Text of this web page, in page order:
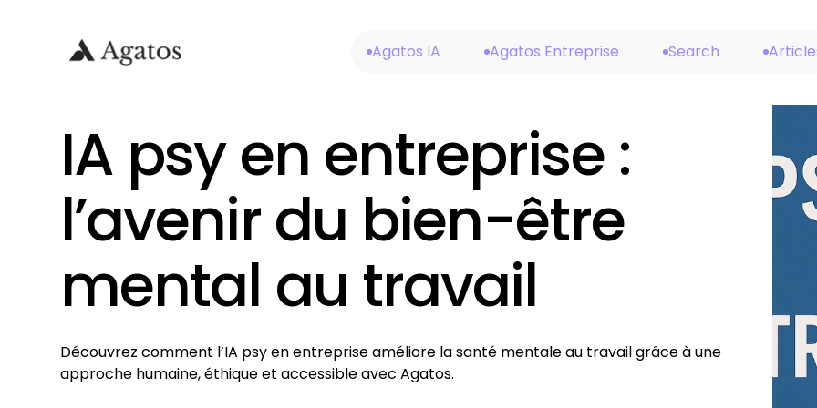
Agatos IA Agatos Entreprise Search
IA psy en entreprise :
l’avenir du bien-être
mental au travail
Découvrez comment l’IA psy en entreprise améliore la santé mentale au travail grâce à une
approche humaine, éthique et accessible avec Agatos.